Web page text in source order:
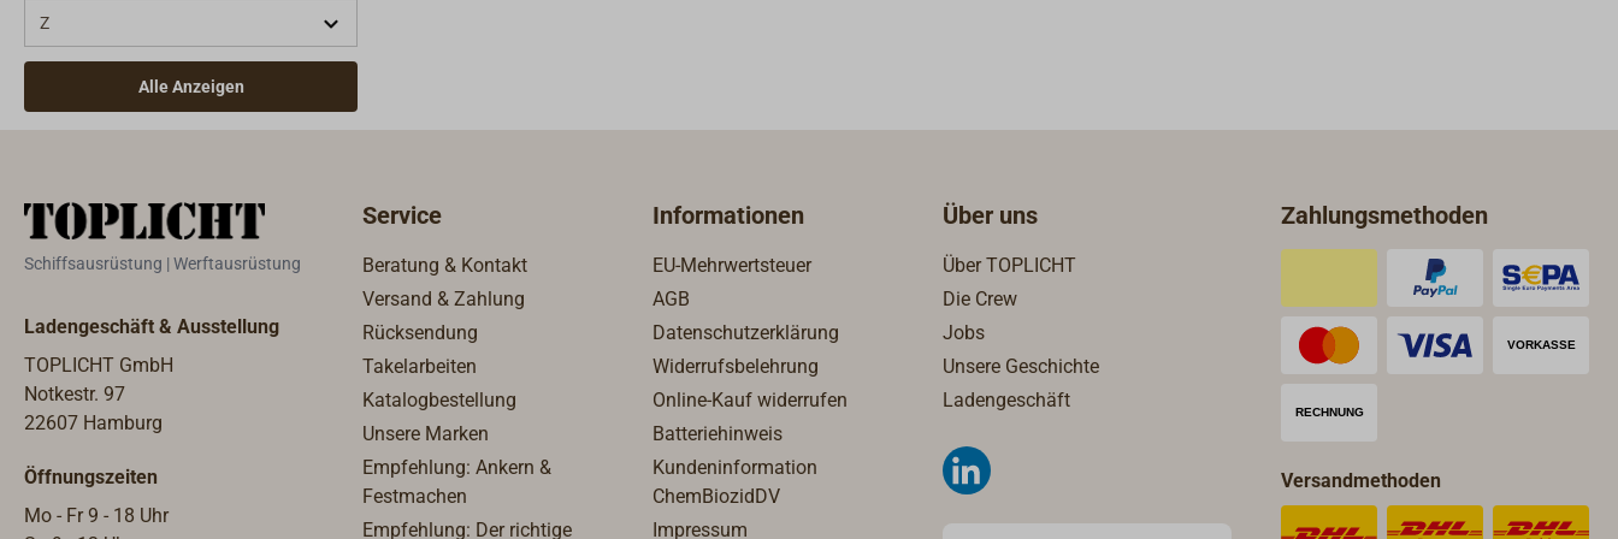
Z
Alle Anzeigen
Seewasser.Geprüft durch U.L. und
+80°.Achtung: Amerikanisches NPT -
Gewinde entspricht nicht dem bei
Gewinde und ist nicht mit diesem
Schiffsausrüstung | Werftausrüstung
Ladengeschäft & Ausstellung
TOPLICHT GmbH
Notkestr. 97
22607 Hamburg
Öffnungszeiten
Mo - Fr 9 - 18 Uhr
Service
Beratung & Kontakt
Versand & Zahlung
Rücksendung
Takelarbeiten
Katalogbestellung
Unsere Marken
Empfehlung: Ankern &
Festmachen
Empfehlung: Der richtige
Informationen
EU-Mehrwertsteuer
AGB
Datenschutzerklärung
Widerrufsbelehrung
Online-Kauf widerrufen
Batteriehinweis
Kundeninformation
ChemBiozidDV
Impressum
Über uns
Über TOPLICHT
Die Crew
Jobs
Unsere Geschichte
Ladengeschäft
Zahlungsmethoden
Versandmethoden